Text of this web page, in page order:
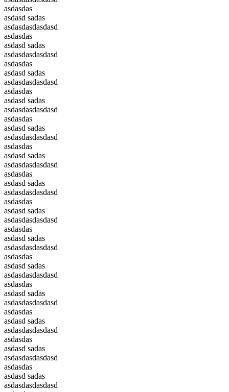
asdasdas
asdasd sadas
asdasdasdasdasd
asdasdas
asdasd sadas
asdasdasdasdasd
asdasdas
asdasd sadas
asdasdasdasdasd
asdasdas
asdasd sadas
asdasdasdasdasd
asdasdas
asdasd sadas
asdasdasdasdasd
asdasdas
asdasd sadas
asdasdasdasdasd
asdasdas
asdasd sadas
asdasdasdasdasd
asdasdas
asdasd sadas
asdasdasdasdasd
asdasdas
asdasd sadas
asdasdasdasdasd
asdasdas
asdasd sadas
asdasdasdasdasd
asdasdas
asdasd sadas
asdasdasdasdasd
asdasdas
asdasd sadas
asdasdasdasdasd
asdasdas
asdasd sadas
asdasdasdasdasd
asdasdas
asdasd sadas
asdasdasdasdasd